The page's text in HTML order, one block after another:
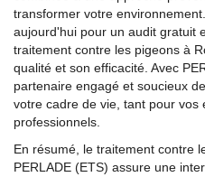
transformer votre
aujourd'hui pour un audit gratuit
traitement contre les pigeons à
qualité et son efficacité. Avec
partenaire engagé et soucieux
votre cadre de vie, tant pour vos
professionnels.
En résumé, le traitement contre
PERLADE (ETS) assure une